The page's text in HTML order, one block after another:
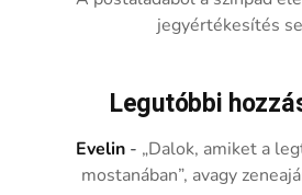
jegyértékesítés
Legutóbbi
Evelin - „Dalok, amiket a
mostanában”, avagy